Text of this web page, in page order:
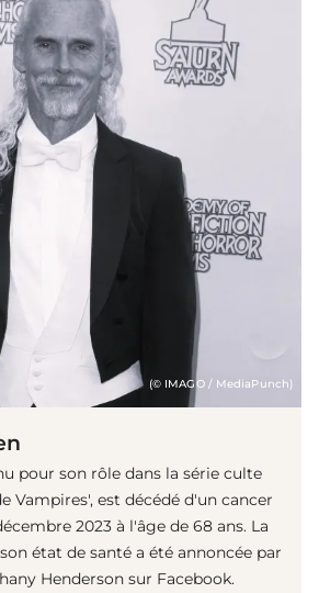
(© IMAGO / MediaPunch)
pour son rôle dans la série culte
Vampires', est décédé d'un cancer
2023 à l'âge de 68 ans. La
état de santé a été annoncée par
Henderson sur Facebook.